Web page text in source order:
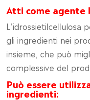
Atti come agente
L'idrossietilcellulosa
gli ingredienti nei
insieme, che può
complessive del
Può essere
ingredienti: